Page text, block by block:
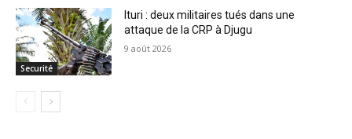
Securité
Ituri : deux militaires tués dans une
attaque de la CRP à Djugu
9 août 2026